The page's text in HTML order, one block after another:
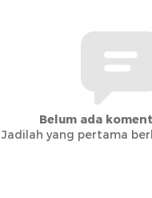
Belum ada
Jadilah yang pertama